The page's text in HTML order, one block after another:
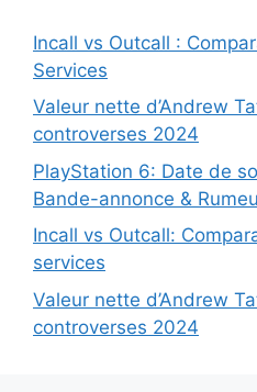
Incall vs Outcall :
Services
Valeur nette d’Andrew
controverses 2024
PlayStation 6: Date de
Bande-annonce &
Incall vs Outcall:
services
Valeur nette d’Andrew
controverses 2024